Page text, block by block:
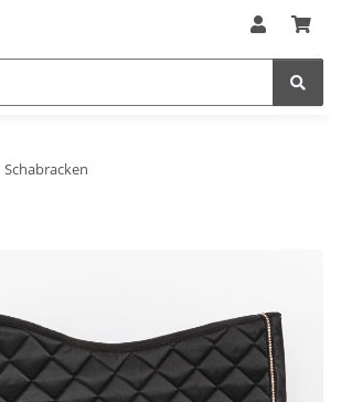
Schabracken